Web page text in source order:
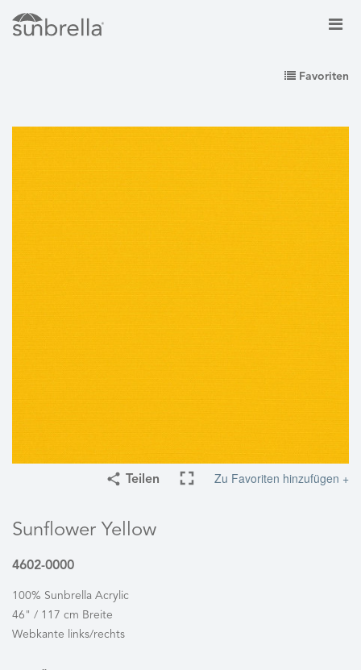
Favoriten
Teilen Zu Favoriten hinzufügen +
Sunflower Yellow
4602-0000
100% Sunbrella Acrylic
46" / 117 cm Breite
Webkante links/rechts